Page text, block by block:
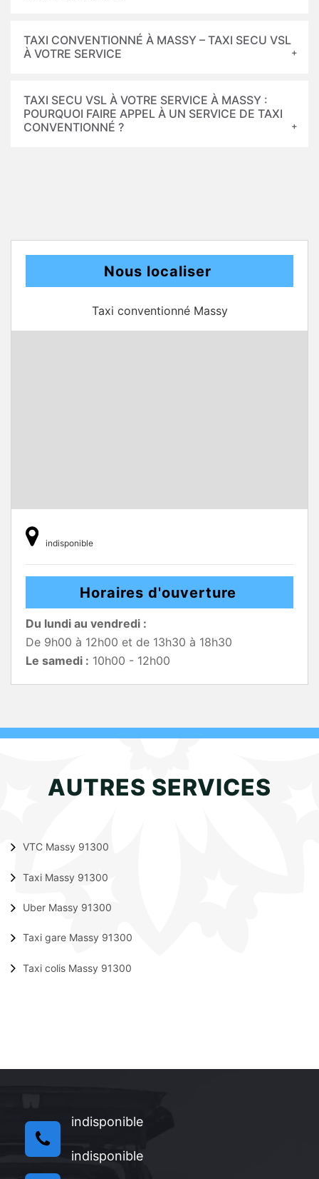
TAXI CONVENTIONNÉ À MASSY – TAXI SECU VSL
À VOTRE SERVICE
TAXI SECU VSL À VOTRE SERVICE À MASSY :
POURQUOI FAIRE APPEL À UN SERVICE DE TAXI
CONVENTIONNÉ ?
Nous localiser
Taxi conventionné Massy
indisponible
Horaires d'ouverture
Du lundi au vendredi :
De 9h00 à 12h00 et de 13h30 à 18h30
Le samedi : 10h00 - 12h00
AUTRES SERVICES
VTC Massy 91300
Taxi Massy 91300
Uber Massy 91300
Taxi gare Massy 91300
Taxi colis Massy 91300
indisponible
indisponible